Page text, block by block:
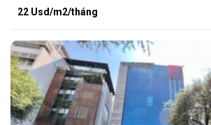
22 Usd/m2/tháng